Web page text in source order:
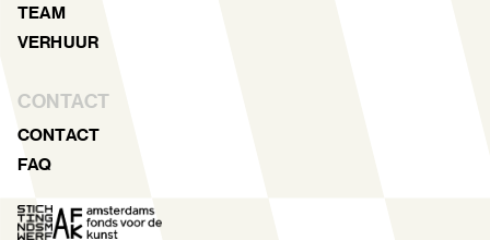
TEAM
VERHUUR
CONTACT
CONTACT
FAQ